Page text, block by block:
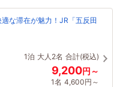
な滞在が魅力！JR「五反田
1泊 大人2名 合計(税込)
9,200円～
1名 4,600円～